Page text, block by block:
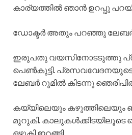
കാര്യത്തിൽ ഞാൻ ഉറപ്പു
ഡോക്ടർ അതും പറഞ്ഞു ലേബർ
ഇരുപതു വയസിനോടടുത്തു
പെൺകുട്ടി.
ലേബർ റൂമിൽ കിടന്നു
കയ്യിലെയും
മുറുകി. കാലുകൾക്കിടയിലൂടെ
ഒഴുകി ഇറങ്ങി.